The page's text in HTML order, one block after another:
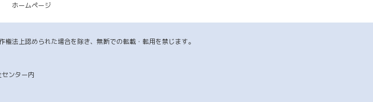
ホームページ
法上認められた場合を除き、無断での転載・転用を禁じます。
ンター内